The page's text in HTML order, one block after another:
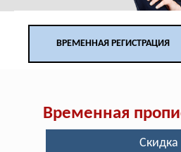
ВРЕМЕННАЯ РЕГИСТРАЦИЯ
Временная
Скидка